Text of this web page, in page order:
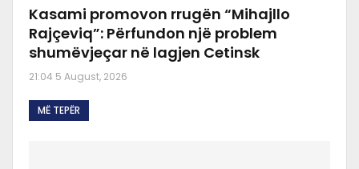
Kasami promovon rrugën “Mihajllo
Rajçeviq”: Përfundon një problem
shumëvjeçar në lagjen Cetinsk
21:04 5 August, 2026
MË TEPËR